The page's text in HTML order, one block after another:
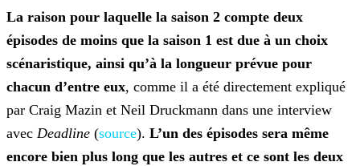
La raison pour laquelle la saison 2 compte deux
épisodes de moins que la saison 1 est due à un choix
scénaristique, ainsi qu’à la longueur prévue pour
chacun d’entre eux, comme il a été directement expliqué
par Craig Mazin et Neil Druckmann dans une interview
avec Deadline (source). L’un des épisodes sera même
encore bien plus long que les autres et ce sont les deux